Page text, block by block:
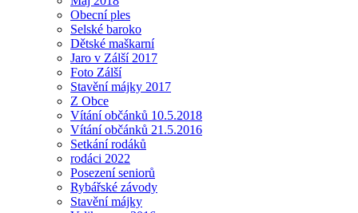
Obecní ples
Selské baroko
Dětské maškarní
Jaro v Zálší 2017
Foto Zálší
Stavění májky 2017
Z Obce
Vítání občánků 10.5.2018
Vítání občánků 21.5.2016
Setkání rodáků
rodáci 2022
Posezení seniorů
Rybářské závody
Stavění májky